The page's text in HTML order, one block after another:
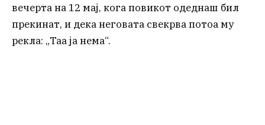
вечерта на 12 мај, кога повикот одеднаш бил
прекинат, и дека неговата свекрва потоа му
рекла: „Таа ја нема“.